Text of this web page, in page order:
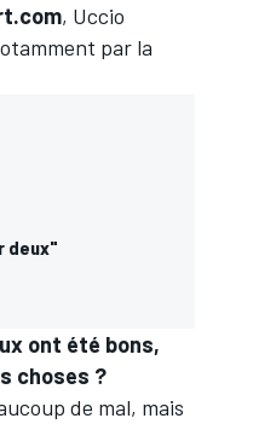
, Uccio
par la
deux"
ont été bons,
choses ?
de mal, mais